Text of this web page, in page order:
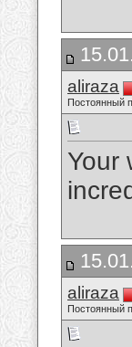
aliraza
Постоянный
Your
aliraza
Постоянный